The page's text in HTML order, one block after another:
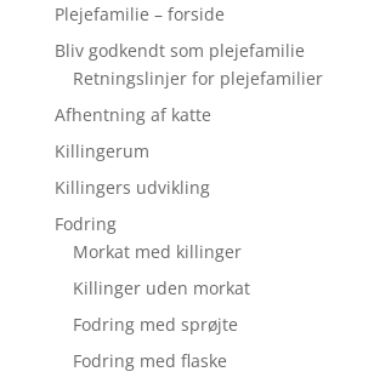
Plejefamilie – forside
Bliv godkendt som plejefamilie
Retningslinjer for plejefamilier
Afhentning af katte
Killingerum
Killingers udvikling
Fodring
Morkat med killinger
Killinger uden morkat
Fodring med sprøjte
Fodring med flaske